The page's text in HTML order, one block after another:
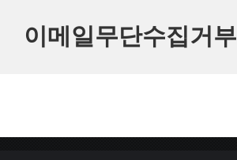
이메일무단수집거부